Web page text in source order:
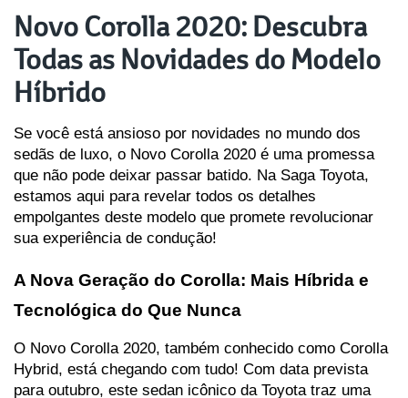
Novo Corolla 2020: Descubra
Todas as Novidades do Modelo
Híbrido
Se você está ansioso por novidades no mundo dos
sedãs de luxo, o Novo Corolla 2020 é uma promessa
que não pode deixar passar batido. Na Saga Toyota,
estamos aqui para revelar todos os detalhes
empolgantes deste modelo que promete revolucionar
sua experiência de condução!
A Nova Geração do Corolla: Mais Híbrida e
Tecnológica do Que Nunca
O Novo Corolla 2020, também conhecido como Corolla
Hybrid, está chegando com tudo! Com data prevista
para outubro, este sedan icônico da Toyota traz uma